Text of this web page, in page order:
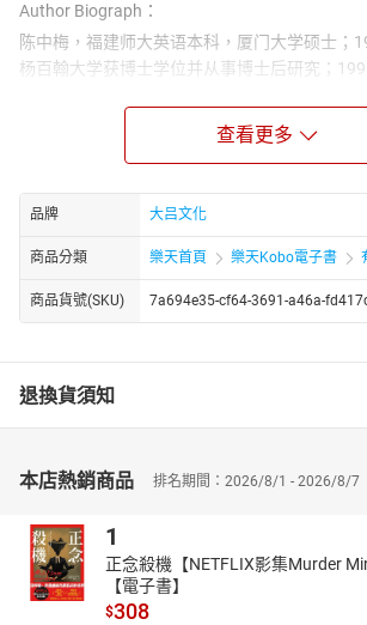
Author Biograph：
陈中梅，福建师大英语本科，厦门大学硕士；
杨百翰大学获博士学位并从事博士后研究；
文献学方法。1993 年入职中国社科院外文所，
（1994）、研究员（1998），曾任中北欧文学
腊罗马文学学会会员，长期深耕古希腊文学、
结构研究。
查看更多
品牌 大吕文化
商品分類 樂天首頁 樂天Kobo電子書
商品貨號(SKU) 7a694e35-cf64-3691-a46a-
退換貨須知
本店熱銷商品 排名期間：2026/8/1 - 2026/8/7
1
正念殺機【NETFLIX影集Murder
【電子書】
$308